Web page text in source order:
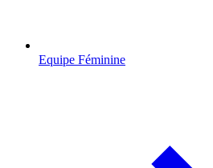
Equipe Féminine